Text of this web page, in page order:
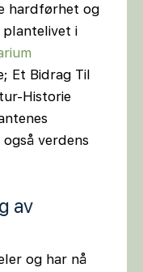
hardførhet og
i
Et Bidrag Til
Historie
verdens
av
og har nå